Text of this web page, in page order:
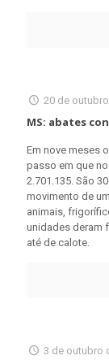
20 de
MS: abates
Em nove meses
passo em que
2.701.135. São
movimento de
animais,
unidades deram
até de calote.
3 de outubro